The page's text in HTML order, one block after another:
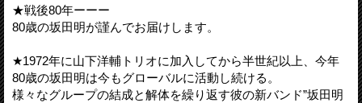
★戦後80年ーーー
80歳の坂田明が謹んでお届けします。
★1972年に山下洋輔トリオに加入してから半世紀以上、今年
80歳の坂田明は今もグローバルに活動し続ける。
様々なグループの結成と解体を繰り返す彼の新バンド”坂田明